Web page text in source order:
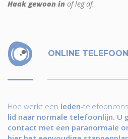
Haak gewoon in of leg af.
ONLINE
Hoe werkt een leden-
lid naar normale telefoonlijn. U
contact met een paranormale